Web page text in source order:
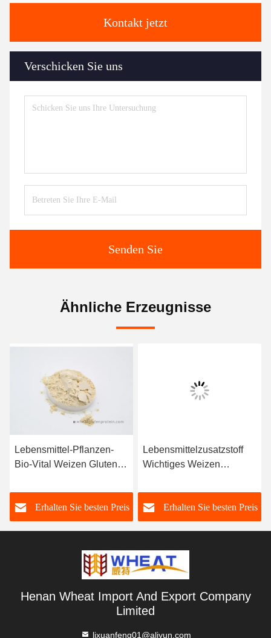
Kontakt jetzt
Verschicken Sie uns
Senden Sie
Ähnliche Erzeugnisse
Lebensmittel-Pflanzen-
Bio-Vital Weizen Gluten
und Knödel
Erhalten Sie besten Preis
Lebensmittelzusatzstoff
Wichtiges Weizen
Nudeln und Spaghetti
Erhalten Sie besten Preis
Henan Wheat Import And Export Company
Limited
lixuanfeng01@aliyun.com